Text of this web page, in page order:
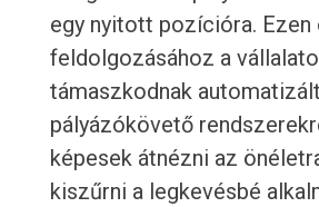
egy nyitott pozícióra.
feldolgozásához a
támaszkodnak automatizált
pályázókövető
képesek átnézni az
kiszűrni a legkevésbé